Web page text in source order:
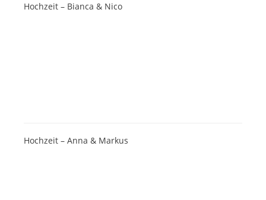
Hochzeit – Bianca & Nico
Hochzeit – Anna & Markus